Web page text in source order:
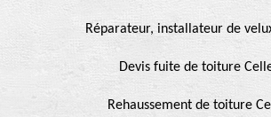
Réparateur, installateur de
Devis fuite de toiture
Rehaussement de toiture